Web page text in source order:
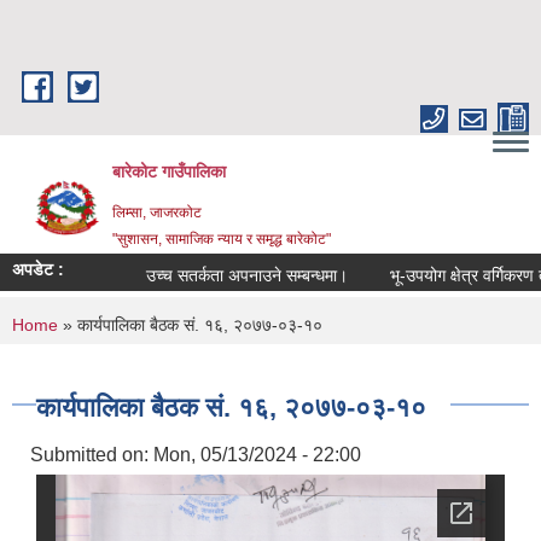
बारेकोट गाउँपालिका
लिम्सा, जाजरकोट
"सुशासन, सामाजिक न्याय र समृद्ध बारेकोट"
अपडेट : उच्च सतर्कता अपनाउने सम्बन्धमा। भू-उपयोग क्षेत्र वर्गिकरण
You are here
Home » कार्यपालिका बैठक सं. १६, २०७७-०३-१०
कार्यपालिका बैठक सं. १६, २०७७-०३-१०
Submitted on: Mon, 05/13/2024 - 22:00